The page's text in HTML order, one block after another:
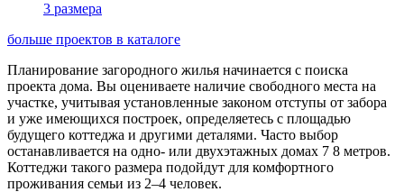
3 размера
больше проектов в каталоге
Планирование загородного жилья начинается с поиска
проекта дома. Вы оцениваете наличие свободного места на
участке, учитывая установленные законом отступы от забора
и уже имеющихся построек, определяетесь с площадью
будущего коттеджа и другими деталями. Часто выбор
останавливается на одно- или двухэтажных домах 7 8 метров.
Коттеджи такого размера подойдут для комфортного
проживания семьи из 2–4 человек.